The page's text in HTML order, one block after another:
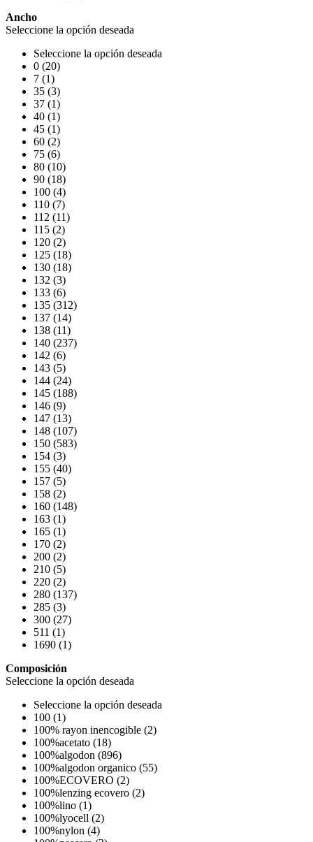
Ancho
Seleccione la opción deseada
Seleccione la opción deseada
0 (20)
7 (1)
35 (3)
37 (1)
40 (1)
45 (1)
60 (2)
75 (6)
80 (10)
90 (18)
100 (4)
110 (7)
112 (11)
115 (2)
120 (2)
125 (18)
130 (18)
132 (3)
133 (6)
135 (312)
137 (14)
138 (11)
140 (237)
142 (6)
143 (5)
144 (24)
145 (188)
146 (9)
147 (13)
148 (107)
150 (583)
154 (3)
155 (40)
157 (5)
158 (2)
160 (148)
163 (1)
165 (1)
170 (2)
200 (2)
210 (5)
220 (2)
280 (137)
285 (3)
300 (27)
511 (1)
1690 (1)
Composición
Seleccione la opción deseada
Seleccione la opción deseada
100 (1)
100% rayon inencogible (2)
100%acetato (18)
100%algodon (896)
100%algodon organico (55)
100%ECOVERO (2)
100%lenzing ecovero (2)
100%lino (1)
100%lyocell (2)
100%nylon (4)